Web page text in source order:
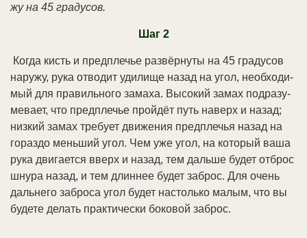
жу на 45 гра­ду­сов.
Шаг 2
Ко­гда кисть и пред­пле­чье раз­вёр­ну­ты на 45 гра­ду­сов
на­ру­жу, ру­ка от­во­дит уди­ли­ще на­зад на угол, не­об­хо­ди­
мый для пра­виль­но­го за­ма­ха. Вы­со­кий за­мах под­ра­зу­
ме­ва­ет, что пред­пле­чье прой­дёт путь на­верх и на­зад;
низ­кий за­мах тре­бу­ет дви­же­ния пред­пле­чья на­зад на
го­раз­до мень­ший угол. Чем уже угол, на ко­то­рый ва­ша
ру­ка дви­га­ет­ся вверх и на­зад, тем даль­ше бу­дет от­брос
шну­ра на­зад, и тем длин­нее бу­дет за­брос. Для очень
даль­не­го за­бро­са угол бу­дет на­столь­ко ма­лым, что вы
бу­де­те де­лать прак­ти­че­ски бо­ко­вой за­брос.